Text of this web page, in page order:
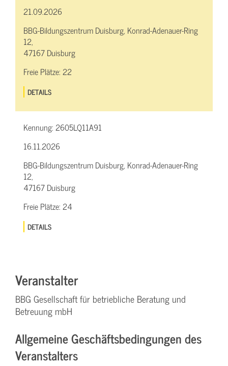
21.09.2026
BBG-Bildungszentrum Duisburg, Konrad-Adenauer-Ring
12,
47167 Duisburg
Freie Plätze:22
DETAILS
Kennung:2605LQ11A91
16.11.2026
BBG-Bildungszentrum Duisburg, Konrad-Adenauer-Ring
12,
47167 Duisburg
Freie Plätze:24
DETAILS
Veranstalter
BBG Gesellschaft für betriebliche Beratung und
Betreuung mbH
Allgemeine Geschäftsbedingungen des
Veranstalters